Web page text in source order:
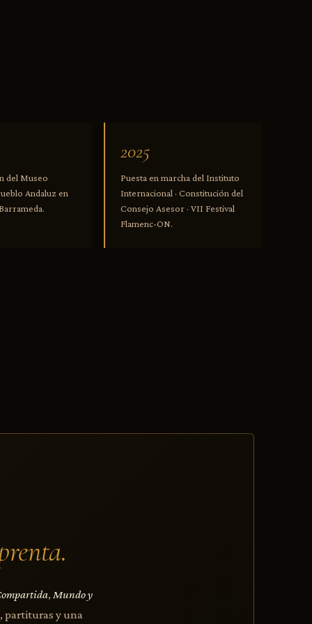
del Museo
Andaluz en
2025
Puesta en marcha del Instituto
Internacional · Constitución del
Consejo Asesor · VII Festival
Flamenc-ON.
, Mundo y
partituras y una